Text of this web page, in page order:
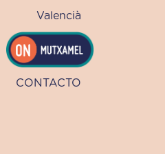
Valencià
CONTACTO